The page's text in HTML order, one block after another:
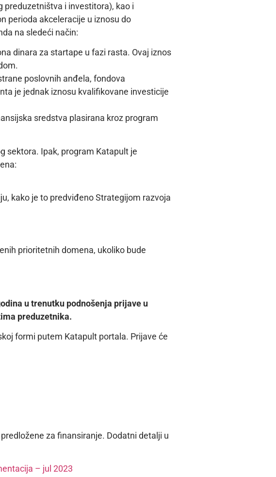
i investitora), kao i
perioda akceleracije u iznosu do
na sledeći način:
dinara za startape u fazi rasta. Ovaj iznos
poslovnih anđela, fondova
je jednak iznosu kvalifikovane investicije
sredstva plasirana kroz program
sektora. Ipak, program Katapult je
kako je to predviđeno Strategijom razvoja
prioritetnih domena, ukoliko bude
u trenutku podnošenja prijave u
preduzetnika.
formi putem Katapult portala. Prijave će
za finansiranje. Dodatni detalji u
– jul 2023